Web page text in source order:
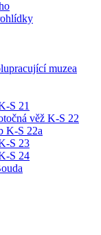
muzea
S 21
věž K-S 22
K-S 22a
S 23
S 24